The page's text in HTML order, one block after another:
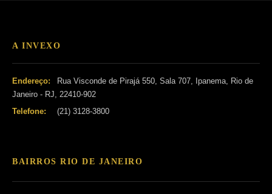
A INVEXO
Endereço:
Rua Visconde de Pirajá 550, Sala 707, Ipanema, Rio de
Janeiro - RJ, 22410-902
Telefone:
(21) 3128-3800
BAIRROS RIO DE JANEIRO